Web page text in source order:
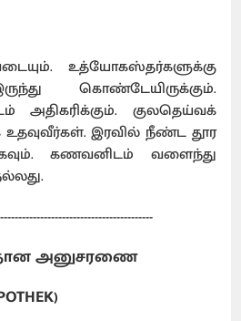
உத்யோகஸ்தர்களுக்கு
கொண்டேயிருக்கும்.
அதிகரிக்கும். குலதெய்வக்
உதவுவீர்கள். இரவில் நீண்ட தூர
கணவனிடம் வளைந்து
அனுசரணை